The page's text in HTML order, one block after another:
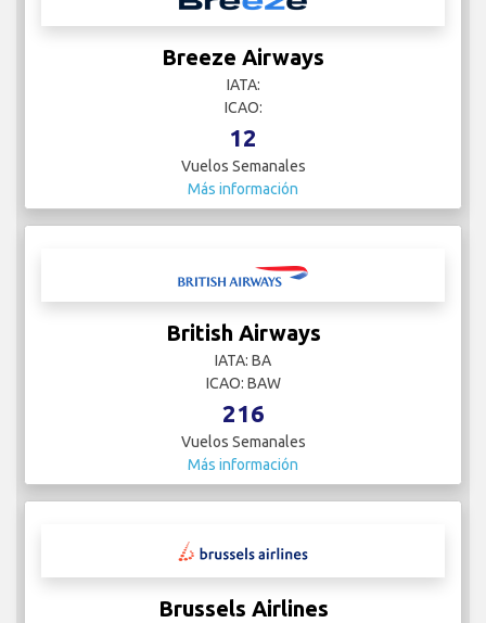
Breeze Airways
IATA:
ICAO:
12
Vuelos Semanales
Más información
British Airways
IATA: BA
ICAO: BAW
216
Vuelos Semanales
Más información
Brussels Airlines